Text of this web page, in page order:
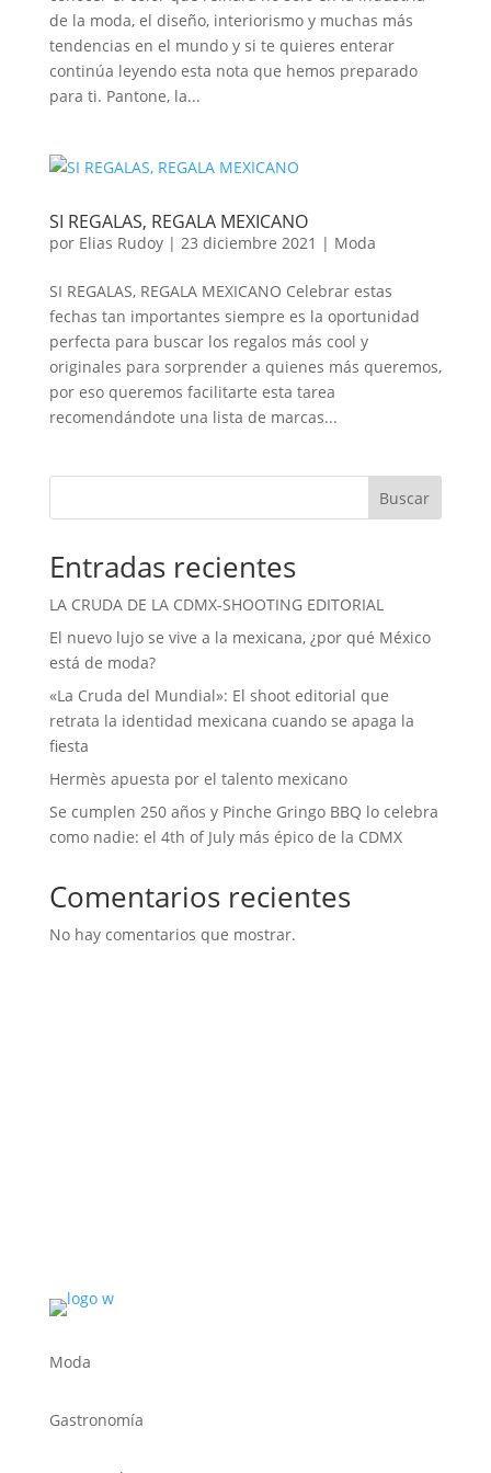
de la moda, el diseño, interiorismo y muchas más
tendencias en el mundo y si te quieres enterar
continúa leyendo esta nota que hemos preparado
para ti. Pantone, la...
SI REGALAS, REGALA MEXICANO
por Elias Rudoy| 23 diciembre 2021 | Moda
SI REGALAS, REGALA MEXICANO Celebrar estas
fechas tan importantes siempre es la oportunidad
perfecta para buscar los regalos más cool y
originales para sorprender a quienes más queremos,
por eso queremos facilitarte esta tarea
recomendándote una lista de marcas...
Buscar
Entradas recientes
LA CRUDA DE LA CDMX-SHOOTING EDITORIAL
El nuevo lujo se vive a la mexicana, ¿por qué México
está de moda?
«La Cruda del Mundial»: El shoot editorial que
retrata la identidad mexicana cuando se apaga la
fiesta
Hermès apuesta por el talento mexicano
Se cumplen 250 años y Pinche Gringo BBQ lo celebra
como nadie: el 4th of July más épico de la CDMX
Comentarios recientes
No hay comentarios que mostrar.
Moda
Gastronomía